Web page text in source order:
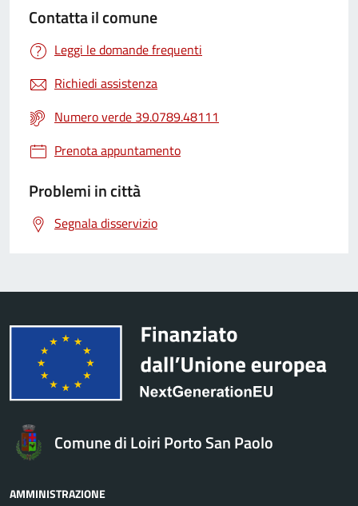
Contatta il comune
Leggi le domande frequenti
Richiedi assistenza
Numero verde 39.0789.48111
Prenota appuntamento
Problemi in città
Segnala disservizio
Comune di Loiri Porto San Paolo
AMMINISTRAZIONE